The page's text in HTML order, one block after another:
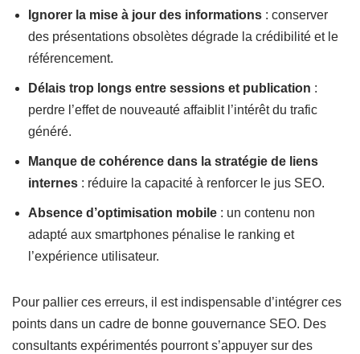
Ignorer la mise à jour des informations : conserver
des présentations obsolètes dégrade la crédibilité et le
référencement.
Délais trop longs entre sessions et publication :
perdre l’effet de nouveauté affaiblit l’intérêt du trafic
généré.
Manque de cohérence dans la stratégie de liens
internes : réduire la capacité à renforcer le jus SEO.
Absence d’optimisation mobile : un contenu non
adapté aux smartphones pénalise le ranking et
l’expérience utilisateur.
Pour pallier ces erreurs, il est indispensable d’intégrer ces
points dans un cadre de bonne gouvernance SEO. Des
consultants expérimentés pourront s’appuyer sur des